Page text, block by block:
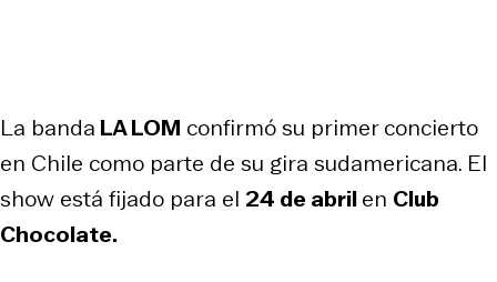
La banda LA LOM confirmó su primer concierto
en Chile como parte de su gira sudamericana. El
show está fijado para el 24 de abrilen Club
Chocolate.